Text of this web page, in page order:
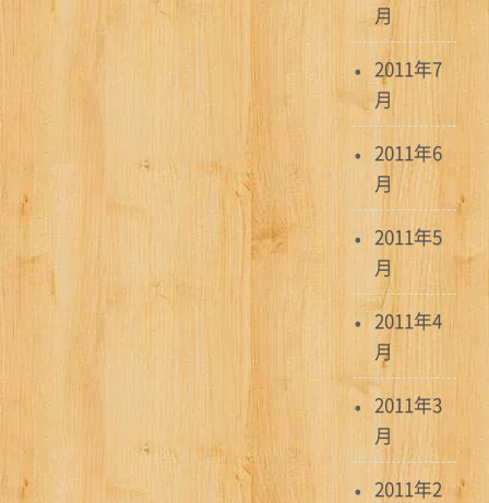
月
2011年7
月
2011年6
月
2011年5
月
2011年4
月
2011年3
月
2011年2